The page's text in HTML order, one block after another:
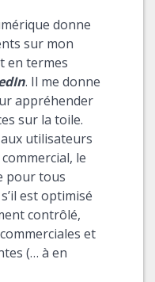
donne
sur mon
en termes
. Il me donne
appréhender
sur la toile.
utilisateurs
le
pour tous
est optimisé
contrôlé,
et
(… à en